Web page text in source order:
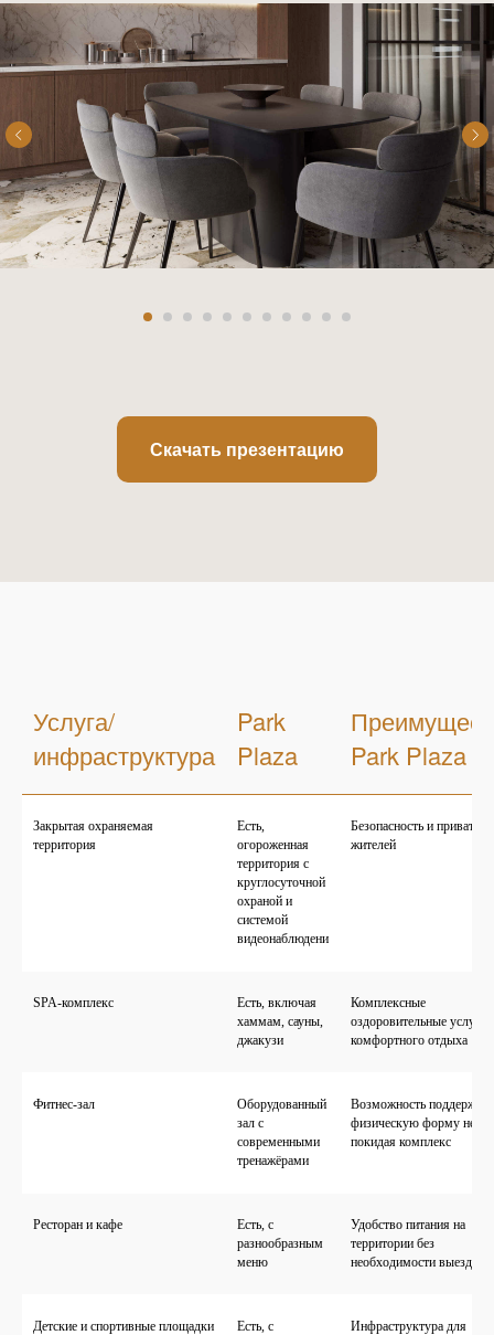
Скачать презентацию
Услуга/
инфраструктура
Park
Plaza
Park Plaza
Закрытая охраняемая
территория
Есть,
огороженная
территория с
круглосуточной
охраной и
системой
видеонаблюдени
Безопасность и
жителей
SPA-комплекс
Есть, включая
хаммам, сауны,
джакузи
Комплексные
оздоровительные услуги
комфортного отдыха
Фитнес-зал
Оборудованный
зал с
современными
тренажёрами
Возможность
физическую форму не
покидая комплекс
Ресторан и кафе
Есть, с
разнообразным
меню
Удобство питания на
территории без
необходимости выезда
Детские и спортивные площадки
Есть, с
Инфраструктура для